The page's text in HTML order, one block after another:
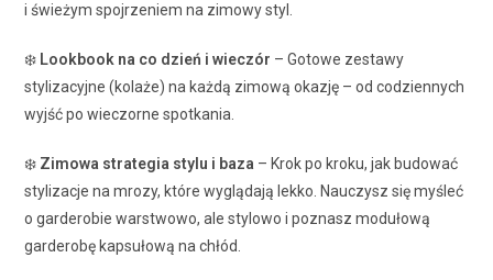
i świeżym spojrzeniem na zimowy styl.
❄️ Lookbook na co dzień i wieczór – Gotowe zestawy
stylizacyjne (kolaże) na każdą zimową okazję – od codziennych
wyjść po wieczorne spotkania.
❄️ Zimowa strategia stylu i baza – Krok po kroku, jak budować
stylizacje na mrozy, które wyglądają lekko. Nauczysz się myśleć
o garderobie warstwowo, ale stylowo i poznasz modułową
garderobę kapsułową na chłód.